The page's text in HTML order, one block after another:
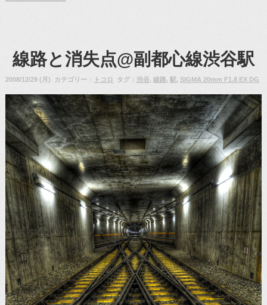
線路と消失点@副都心線渋谷駅
2008/12/29 (月) カテゴリー： トコロ タグ： 渋谷, 線路, 駅, SIGMA 20mm F1.8 EX DG